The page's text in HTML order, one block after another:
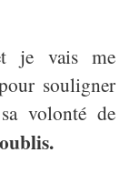
je vais me
souligner
volonté de
oublis.